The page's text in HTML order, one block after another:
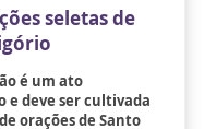
seletas de
é um ato
e deve ser cultivada
orações de Santo